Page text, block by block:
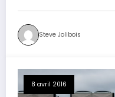
Steve Jolibois
8 avril 2016